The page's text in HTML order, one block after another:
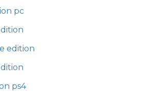
pc
edition
ps4